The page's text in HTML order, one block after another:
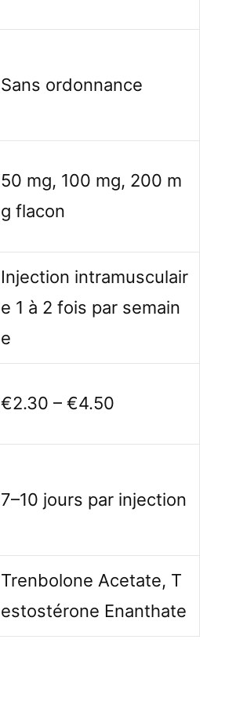
Sans ordonnance
50 mg, 100 mg, 200 m
g flacon
Injection intramusculair
e 1 à 2 fois par semain
e
€2.30 – €4.50
7–10 jours par injection
Trenbolone Acetate, T
estostérone Enanthate